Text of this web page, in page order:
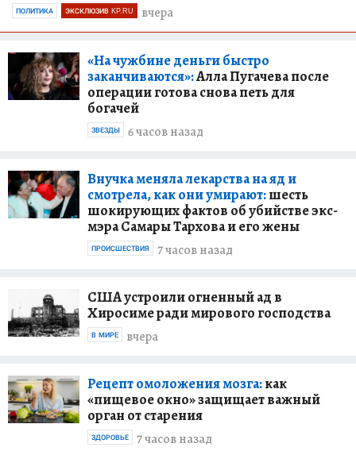
вчера
ПОЛИТИКА ЭКСКЛЮЗИВ KP.RU
«На чужбине деньги быстро
заканчиваются»:Алла Пугачева после
операции готова снова петь для
богачей
6 часов назад
ЗВЕЗДЫ
Внучка меняла лекарства на яд и
смотрела, как они умирают:шесть
шокирующих фактов об убийстве экс-
мэра Самары Тархова и его жены
7 часов назад
ПРОИСШЕСТВИЯ
США устроили огненный ад в
Хиросиме ради мирового господства
вчера
В МИРЕ
Рецепт омоложения мозга:как
«пищевое окно» защищает важный
орган от старения
7 часов назад
ЗДОРОВЬЕ